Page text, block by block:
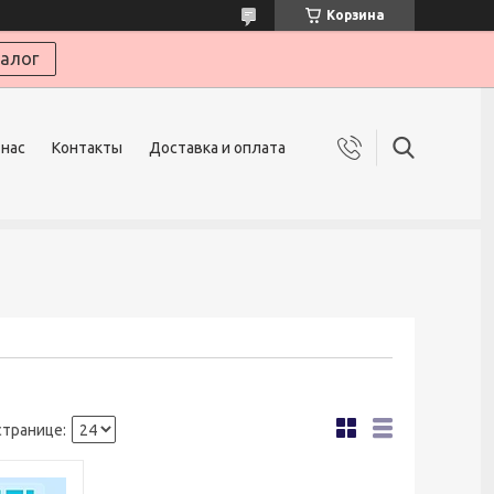
Корзина
Контакты Доставка и оплата